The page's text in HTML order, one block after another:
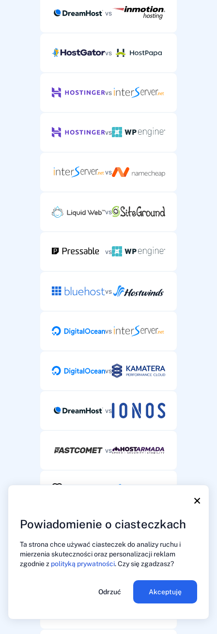
×
Powiadomienie o ciasteczkach
Ta strona chce używać ciasteczek do analizy ruchu i
mierzenia skuteczności oraz personalizacji reklam
zgodnie z polityką prywatności. Czy się zgadzasz?
Odrzuć Akceptuję
vs
vs
vs
vs
vs
vs
vs
vs
vs
vs
vs
vs
vs